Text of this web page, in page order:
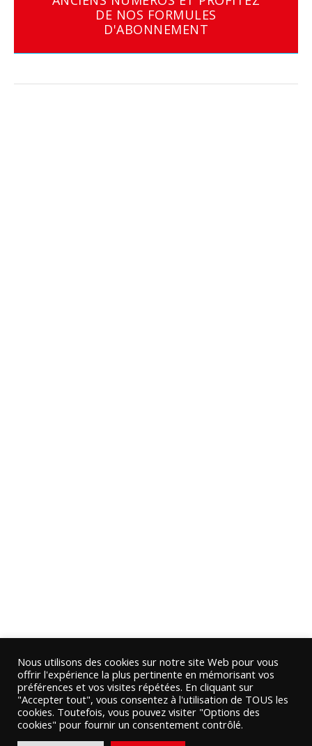
DE NOS FORMULES
D'ABONNEMENT
Nous utilisons des cookies sur notre site Web pour vous
offrir l'expérience la plus pertinente en mémorisant vos
préférences et vos visites répétées. En cliquant sur
"Accepter tout", vous consentez à l'utilisation de TOUS les
cookies. Toutefois, vous pouvez visiter "Options des
cookies" pour fournir un consentement contrôlé.